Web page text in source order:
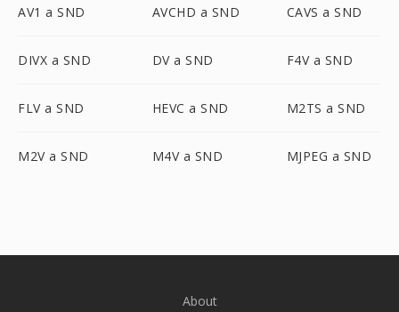
AV1 a SND AVCHD a SND CAVS a SND
DIVX a SND DV a SND F4V a SND
FLV a SND HEVC a SND M2TS a SND
M2V a SND M4V a SND MJPEG a SND
About